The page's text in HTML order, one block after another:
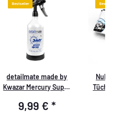
Bestseller
detailmate made by
Kwazar Mercury Super
Sprühflasche 1 Liter,
9,99 € *
Bestseller
Nuke
Tücher